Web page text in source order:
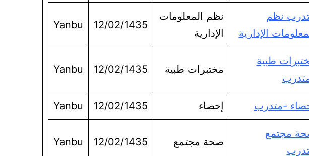
نظم
الإدارية
نظم المعلومات
الإدارية
12/02/1435
Yanbu
طبية
مختبرات طبية 12/02/1435
Yanbu
-متدرب إحصاء 12/02/1435
Yanbu
مجتمع
صحة مجتمع 12/02/1435
Yanbu